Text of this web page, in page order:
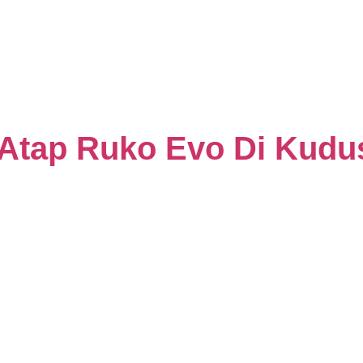
Ruko Evo Di